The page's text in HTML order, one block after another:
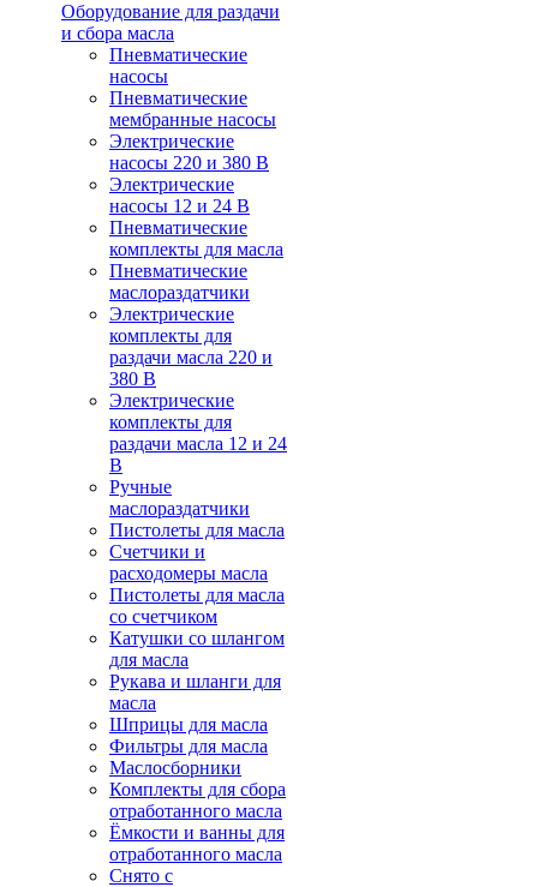
Оборудование для раздачи
и сбора масла
Пневматические
насосы
Пневматические
мембранные насосы
Электрические
насосы 220 и 380 В
Электрические
насосы 12 и 24 В
Пневматические
комплекты для масла
Пневматические
маслораздатчики
Электрические
комплекты для
раздачи масла 220 и
380 В
Электрические
комплекты для
раздачи масла 12 и 24
В
Ручные
маслораздатчики
Пистолеты для масла
Счетчики и
расходомеры масла
Пистолеты для масла
со счетчиком
Катушки со шлангом
для масла
Рукава и шланги для
масла
Шприцы для масла
Фильтры для масла
Маслосборники
Комплекты для сбора
отработанного масла
Ёмкости и ванны для
отработанного масла
Снято с